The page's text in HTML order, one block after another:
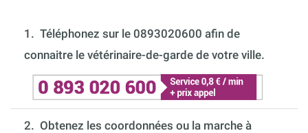
1. Téléphonez sur le 0893020600 afin de
connaitre le vétérinaire-de-garde de votre ville.
2. Obtenez les coordonnées ou la marche à